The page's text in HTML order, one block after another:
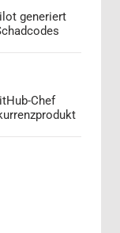
generiert
Chef